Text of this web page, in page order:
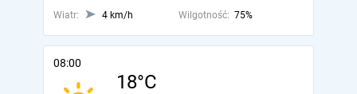
Wiatr: 4 km/h Wilgotność: 75%
08:00
18°C